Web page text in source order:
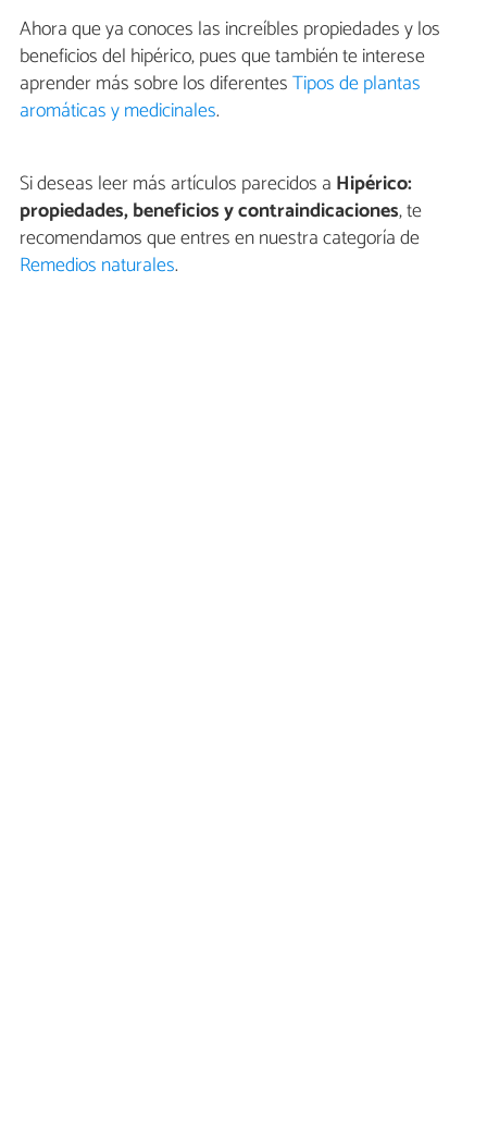
Ahora que ya conoces las increíbles propiedades y los
beneficios del hipérico, pues que también te interese
aprender más sobre los diferentesTipos de plantas
aromáticas y medicinales.
Si deseas leer más artículos parecidos a Hipérico:
propiedades, beneficios y contraindicaciones, te
recomendamos que entres en nuestra categoría de
Remedios naturales.